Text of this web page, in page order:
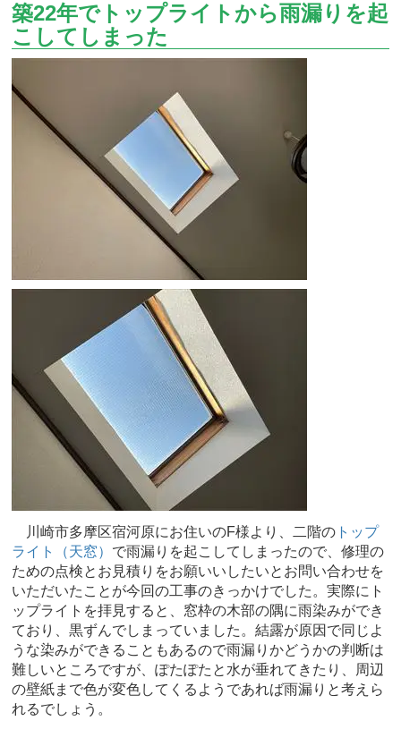
築22年でトップライトから雨漏りを起
こしてしまった
川崎市多摩区宿河原にお住いのF様より、二階の トップ
ライト（天窓） で雨漏りを起こしてしまったので、修理の
ための点検とお見積りをお願いいしたいとお問い合わせを
いただいたことが今回の工事のきっかけでした。実際にト
ップライトを拝見すると、窓枠の木部の隅に雨染みができ
ており、黒ずんでしまっていました。結露が原因で同じよ
うな染みができることもあるので雨漏りかどうかの判断は
難しいところですが、ぽたぽたと水が垂れてきたり、周辺
の壁紙まで色が変色してくるようであれば雨漏りと考えら
れるでしょう。